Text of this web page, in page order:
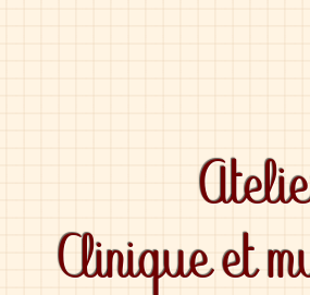
Clinique et